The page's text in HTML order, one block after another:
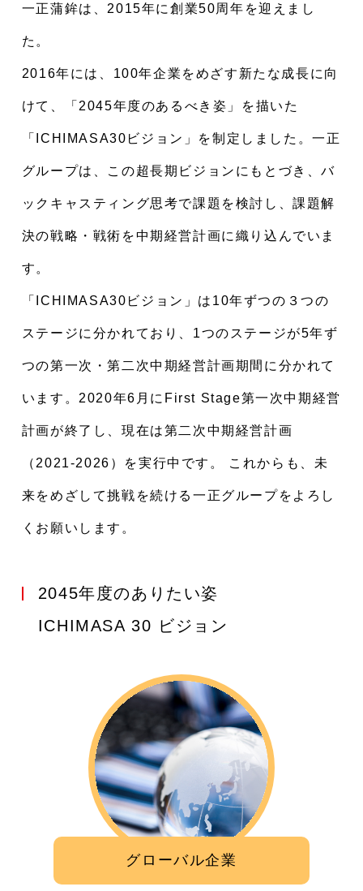
一正蒲鉾は、2015年に創業50周年を迎えまし
た。
2016年には、100年企業をめざす新たな成長に向
けて、「2045年度のあるべき姿」を描いた
「ICHIMASA30ビジョン」を制定しました。一正
グループは、この超長期ビジョンにもとづき、バ
ックキャスティング思考で課題を検討し、課題解
決の戦略・戦術を中期経営計画に織り込んでいま
す。
「ICHIMASA30ビジョン」は10年ずつの３つの
ステージに分かれており、1つのステージが5年ず
つの第一次・第二次中期経営計画期間に分かれて
います。2020年6月にFirst Stage第一次中期経営
計画が終了し、現在は第二次中期経営計画
（2021-2026）を実行中です。 これからも、未
来をめざして挑戦を続ける一正グループをよろし
くお願いします。
2045年度のありたい姿
ICHIMASA 30 ビジョン
グローバル企業